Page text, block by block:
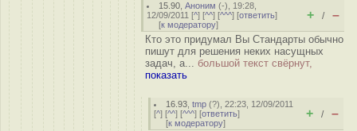
15.90 ,Аноним (-), 19:28,
12/09/2011 [^] [^^] [^^^] [ответить]
[к модератору]
+ / –
Кто это придумал Вы Стандарты обычно
пишут для решения неких насущных
задач, а... большой текст свёрнут,
показать
16.93 ,tmp (?), 22:23, 12/09/2011
[^] [^^] [^^^] [ответить]
[к модератору]
+ / –